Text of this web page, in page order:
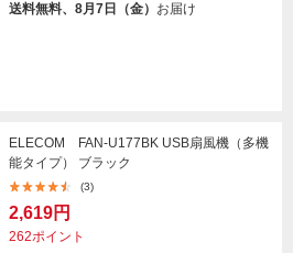
送料無料、8月7日（金） お届け
ELECOM FAN-U177BK USB扇風機（多機
能タイプ） ブラック
(3)
2,619円
262ポイント